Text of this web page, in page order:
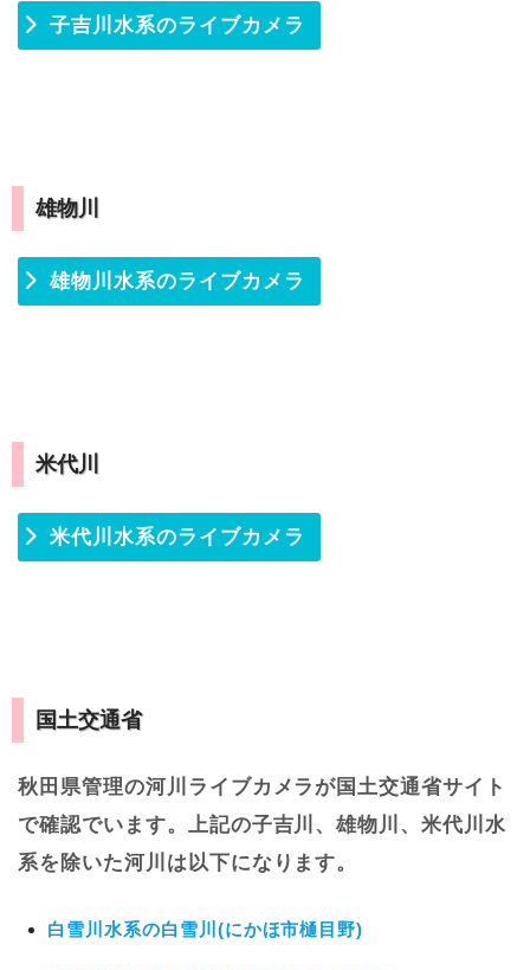
子吉川水系のライブカメラ
雄物川
雄物川水系のライブカメラ
米代川
米代川水系のライブカメラ
国土交通省
秋田県管理の河川ライブカメラが国土交通省サイト
で確認でいます。上記の子吉川、雄物川、米代川水
系を除いた河川は以下になります。
白雪川水系の白雪川(にかほ市樋目野)